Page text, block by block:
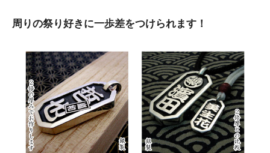
周りの祭り好きに一歩差をつけられます！